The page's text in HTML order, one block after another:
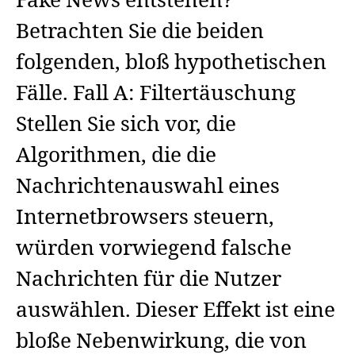
Betrachten Sie die beiden
folgenden, bloß hypothetischen
Fälle. Fall A: Filtertäuschung
Stellen Sie sich vor, die
Algorithmen, die die
Nachrichtenauswahl eines
Internetbrowsers steuern,
würden vorwiegend falsche
Nachrichten für die Nutzer
auswählen. Dieser Effekt ist eine
bloße Nebenwirkung, die von